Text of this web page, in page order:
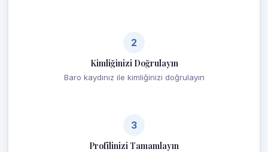
2
Kimliğinizi Doğrulayın
Baro kaydınız ile kimliğinizi doğrulayın
3
Profilinizi Tamamlayın